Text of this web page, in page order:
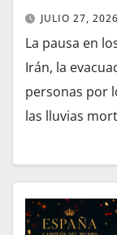
JULIO 27, 2026
La pausa en
Irán, la
personas por
las lluvias